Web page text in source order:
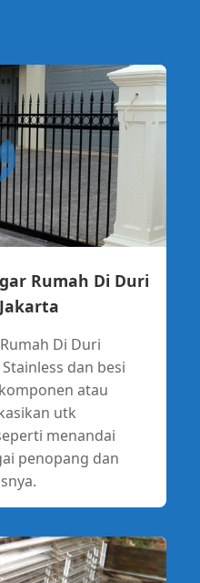
Rumah Di Duri
Di Duri
dan besi
atau
utk
menandai
penopang dan